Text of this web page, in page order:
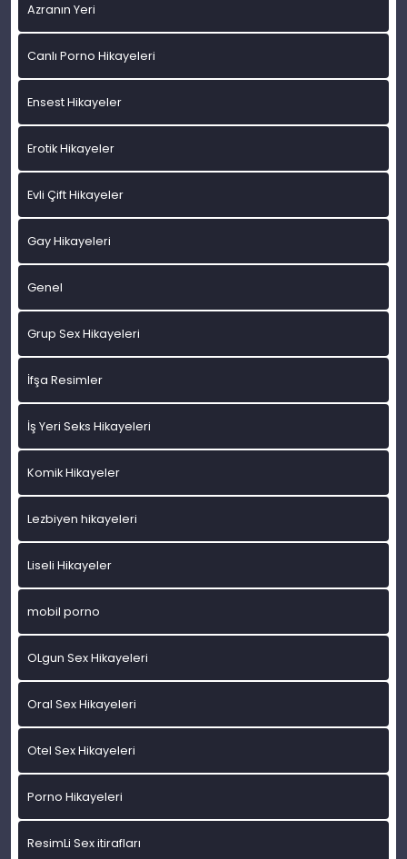
Azranın Yeri
Canlı Porno Hikayeleri
Ensest Hikayeler
Erotik Hikayeler
Evli Çift Hikayeler
Gay Hikayeleri
Genel
Grup Sex Hikayeleri
İfşa Resimler
İş Yeri Seks Hikayeleri
Komik Hikayeler
Lezbiyen hikayeleri
Liseli Hikayeler
mobil porno
OLgun Sex Hikayeleri
Oral Sex Hikayeleri
Otel Sex Hikayeleri
Porno Hikayeleri
ResimLi Sex itirafları